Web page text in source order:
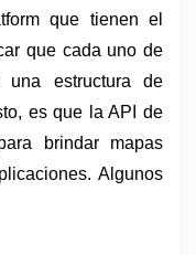
que tienen el
que cada uno de
una estructura de
es que la API de
brindar mapas
Algunos